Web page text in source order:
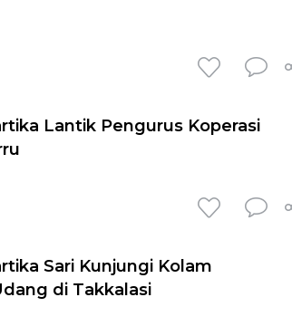
Lantik Pengurus Koperasi
Sari Kunjungi Kolam
di Takkalasi